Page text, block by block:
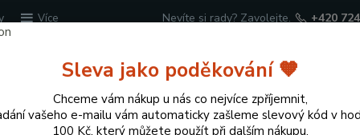
Více Nevíte si rady? Zavolejte. +420
Sleva jako poděkování 🧡
Chceme vám nákup u nás co nejvíce zpříjemnit,
vašeho e-mailu vám automaticky zašleme slevový kód v
100 Kč, který můžete použít při dalším nákupu.